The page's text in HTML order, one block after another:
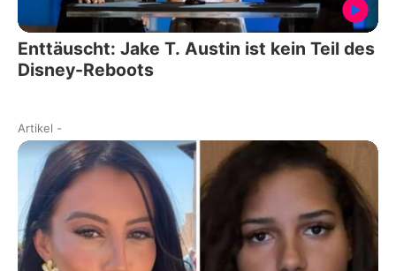
Enttäuscht: Jake T. Austin ist kein Teil des
Disney-Reboots
Artikel -